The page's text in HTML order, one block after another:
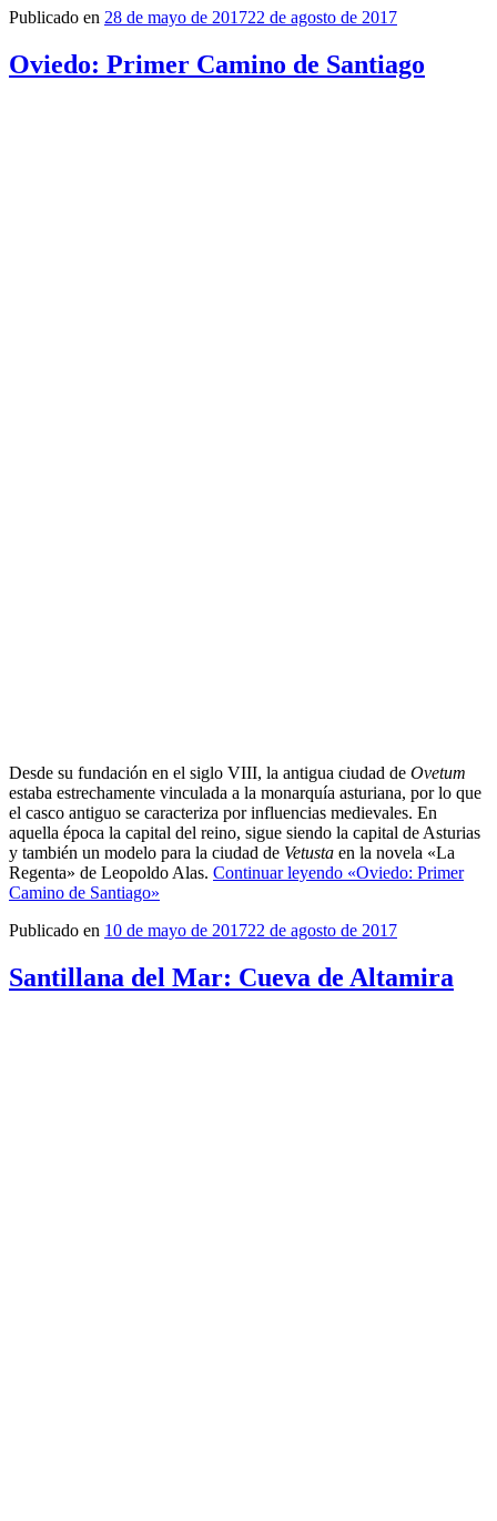
Publicado en 28 de mayo de 201722 de agosto de 2017
Oviedo: Primer Camino de Santiago
Desde su fundación en el siglo VIII, la antigua ciudad de Ovetum
estaba estrechamente vinculada a la monarquía asturiana, por lo que
el casco antiguo se caracteriza por influencias medievales. En
aquella época la capital del reino, sigue siendo la capital de Asturias
y también un modelo para la ciudad de Vetusta en la novela «La
Regenta» de Leopoldo Alas. Continuar leyendo «Oviedo: Primer
Camino de Santiago»
Publicado en 10 de mayo de 201722 de agosto de 2017
Santillana del Mar: Cueva de Altamira